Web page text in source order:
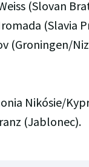
(Slovan
(Slavia
(Groningen/
Nikósie/
(Jablonec).